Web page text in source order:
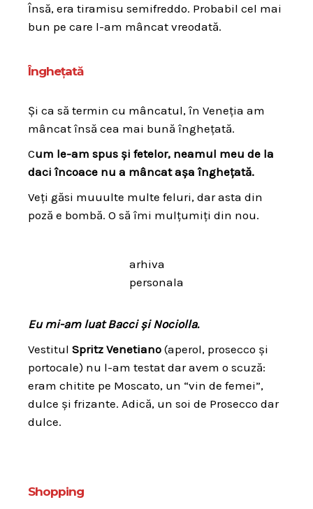
Însă, era tiramisu semifreddo. Probabil cel mai
bun pe care l-am mâncat vreodată.
Înghețată
Și ca să termin cu mâncatul, în Veneția am
mâncat însă cea mai bună înghețată.
Cum le-am spus și fetelor, neamul meu de la
daci încoace nu a mâncat așa înghețată.
Veți găsi muuulte multe feluri, dar asta din
poză e bombă. O să îmi mulțumiți din nou.
arhiva
personala
Eu mi-am luat Bacci și Nociolla.
Vestitul Spritz Venetiano (aperol, prosecco și
portocale) nu l-am testat dar avem o scuză:
eram chitite pe Moscato, un “vin de femei”,
dulce și frizante. Adică, un soi de Prosecco dar
dulce.
Shopping